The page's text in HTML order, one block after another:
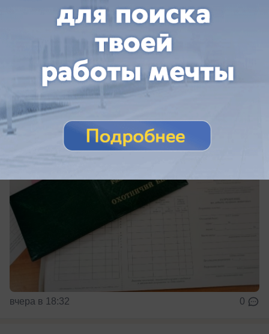
В Волгоградской области открывают
охоту на барсука
Добыть разрешат лишь 11 животных
вчера в 18:32 0